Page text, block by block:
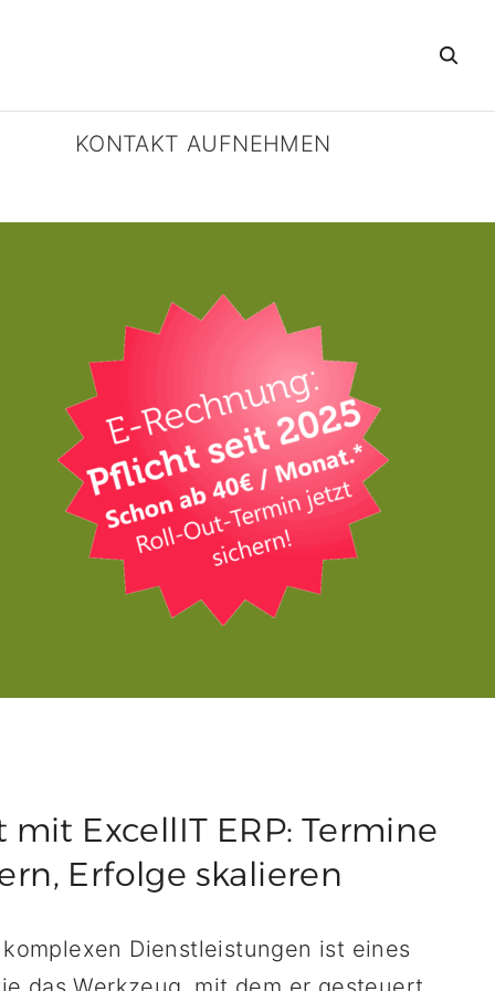
KONTAKT AUFNEHMEN
ExcellIT ERP: Termine
Erfolge skalieren
Dienstleistungen ist eines